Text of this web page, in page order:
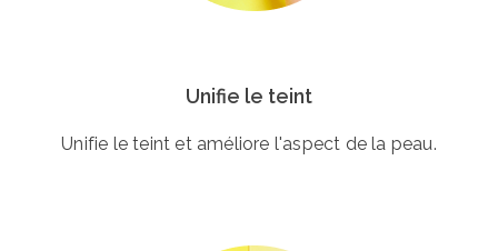
Unifie le teint
Unifie le teint et améliore l'aspect de la peau.